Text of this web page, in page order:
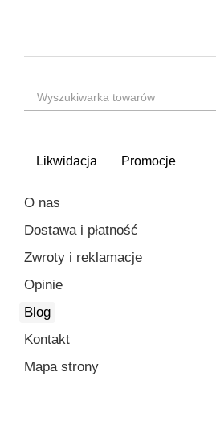
Likwidacja Promocje
O nas
Dostawa i płatność
Zwroty i reklamacje
Opinie
Blog
Kontakt
Mapa strony